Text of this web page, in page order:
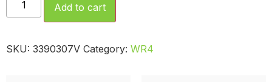
Add to cart
SKU: 3390307V Category: WR4